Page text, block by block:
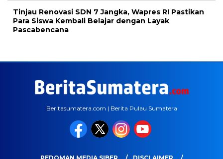
Tinjau Renovasi SDN 7 Jangka, Wapres RI Pastikan
Para Siswa Kembali Belajar dengan Layak
Pascabencana
Beritasumatera.com | Berita Pulau Sumatera